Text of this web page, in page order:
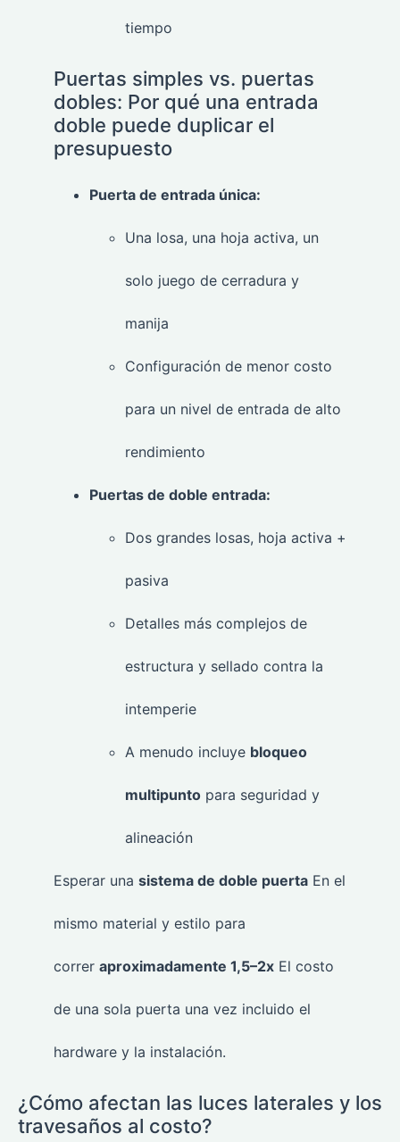
tiempo
Puertas simples vs. puertas
dobles: Por qué una entrada
doble puede duplicar el
presupuesto
Puerta de entrada única:
Una losa, una hoja activa, un
solo juego de cerradura y
manija
Configuración de menor costo
para un nivel de entrada de alto
rendimiento
Puertas de doble entrada:
Dos grandes losas, hoja activa +
pasiva
Detalles más complejos de
estructura y sellado contra la
intemperie
A menudo incluye bloqueo
multipunto para seguridad y
alineación
Esperar una sistema de doble puerta En el
mismo material y estilo para
correr aproximadamente 1,5–2x El costo
de una sola puerta una vez incluido el
hardware y la instalación.
¿Cómo afectan las luces laterales y los
travesaños al costo?